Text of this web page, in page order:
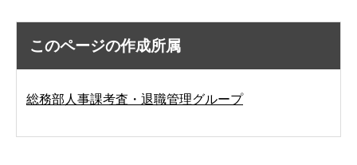
このページの作成所属
総務部人事課考査・退職管理グループ